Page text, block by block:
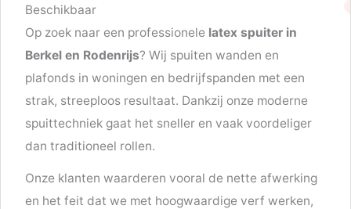
Beschikbaar
Op zoek naar een professionele latex spuiter in
Berkel en Rodenrijs? Wij spuiten wanden en
plafonds in woningen en bedrijfspanden met een
strak, streeploos resultaat. Dankzij onze moderne
spuittechniek gaat het sneller en vaak voordeliger
dan traditioneel rollen.
Onze klanten waarderen vooral de nette afwerking
en het feit dat we met hoogwaardige verf werken,